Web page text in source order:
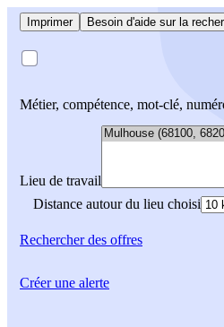
Imprimer Besoin d'aide sur la
Métier, compétence, mot-clé,
Lieu de travail
Distance autour du lieu choisi
Rechercherdes offres
Créer une alerte